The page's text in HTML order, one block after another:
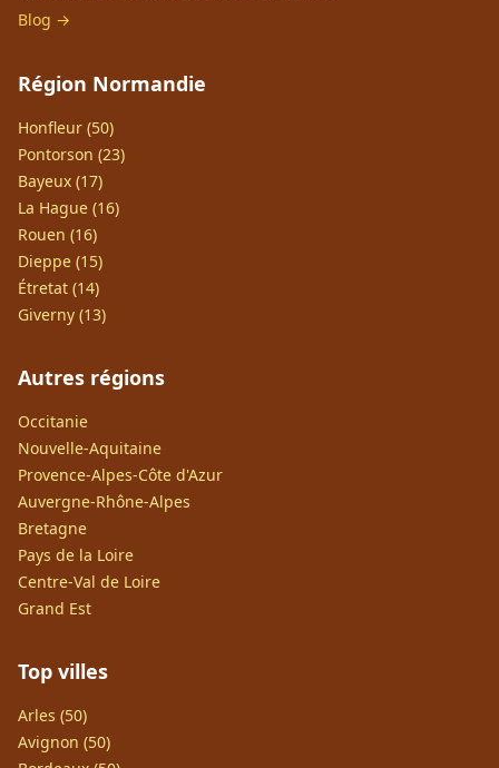
Blog →
Région Normandie
Honfleur (50)
Pontorson (23)
Bayeux (17)
La Hague (16)
Rouen (16)
Dieppe (15)
Étretat (14)
Giverny (13)
Autres régions
Occitanie
Nouvelle-Aquitaine
Provence-Alpes-Côte d'Azur
Auvergne-Rhône-Alpes
Bretagne
Pays de la Loire
Centre-Val de Loire
Grand Est
Top villes
Arles (50)
Avignon (50)